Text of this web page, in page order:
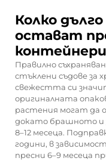
Колко
остават
Правилно
стъклени съдове за
свежестта си
оригиналната
растения могат да
докато брашното и
8–12 месеца.
години, в
пресни 6–9 месеца